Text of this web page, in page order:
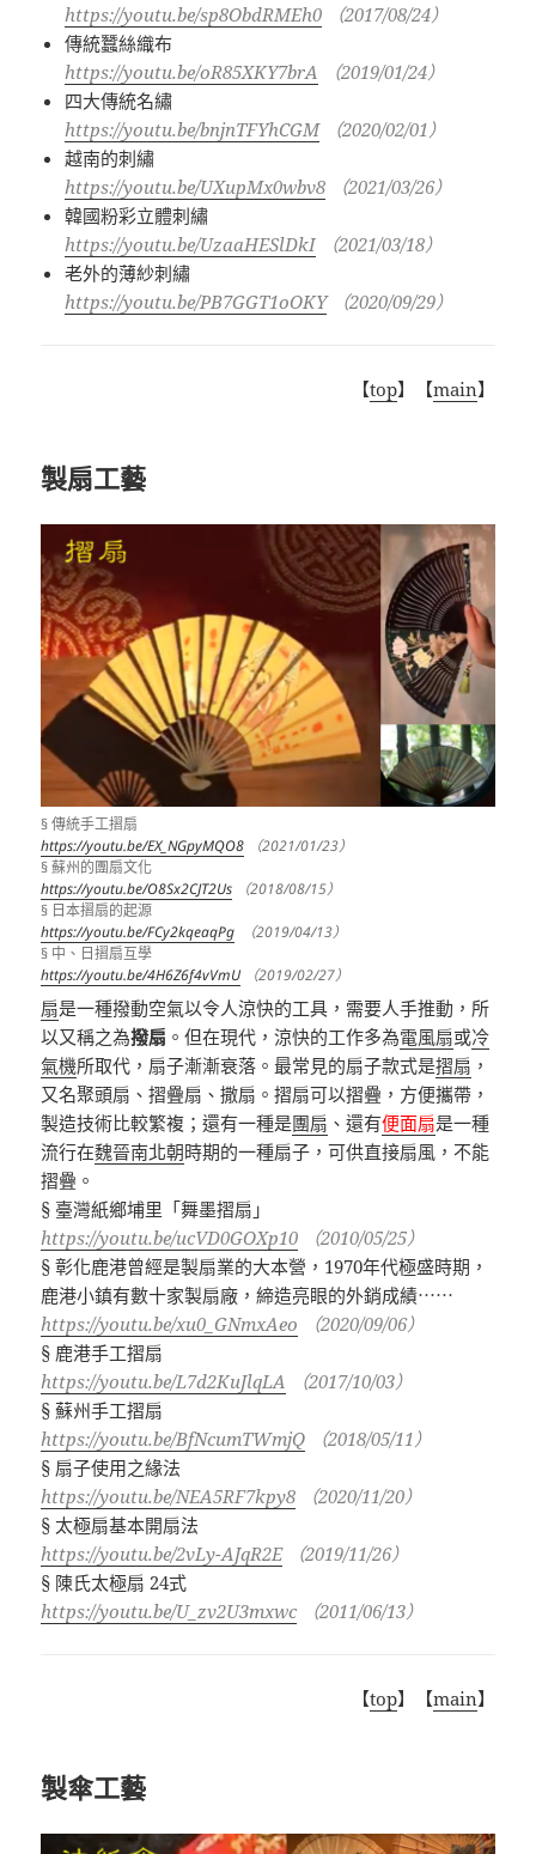
https://youtu.be/sp8ObdRMEh0
（2017/08/24）
傳統蠶絲織布
https://youtu.be/oR85XKY7brA
（2019/01/24）
四大傳統名繡
https://youtu.be/bnjnTFYhCGM
（2020/02/01）
越南的刺繡
https://youtu.be/UXupMx0wbv8
（2021/03/26）
韓國粉彩立體刺繡
https://youtu.be/UzaaHESlDkI
（2021/03/18）
老外的薄紗刺繡
https://youtu.be/PB7GGT1oOKY
（2020/09/29）
【top】【main】
製扇工藝
§ 傳統手工摺扇
https://youtu.be/EX_NGpyMQO8 （2021/01/23）
§ 蘇州的團扇文化
https://youtu.be/O8Sx2CJT2Us （2018/08/15）
§ 日本摺扇的起源
https://youtu.be/FCy2kqeaqPg （2019/04/13）
§ 中、日摺扇互學
https://youtu.be/4H6Z6f4vVmU （2019/02/27）
扇是一種撥動空氣以令人涼快的工具，需要人手推動，所
以又稱之為撥扇 。但在現代，涼快的工作多為電風扇或冷
氣機所取代，扇子漸漸衰落。最常見的扇子款式是摺扇 ，
又名聚頭扇、摺疊扇、撒扇。摺扇可以摺疊，方便攜帶，
製造技術比較繁複；還有一種是團扇 、還有便面扇是一種
流行在魏晉南北朝時期的一種扇子，可供直接扇風，不能
摺疊。
§ 臺灣紙鄉埔里「舞墨摺扇」
https://youtu.be/ucVD0GOXp10
（2010/05/25）
§ 彰化鹿港曾經是製扇業的大本營，1970年代極盛時期，
鹿港小鎮有數十家製扇廠，締造亮眼的外銷成績⋯⋯
https://youtu.be/xu0_GNmxAeo （2020/09/06）
§ 鹿港手工摺扇
https://youtu.be/L7d2KuJlqLA
（2017/10/03）
§蘇州手工摺扇
https://youtu.be/BfNcumTWmjQ
（2018/05/11）
§ 扇子使用之緣法
https://youtu.be/NEA5RF7kpy8
（2020/11/20）
§ 太極扇基本開扇法
https://youtu.be/2vLy-AJqR2E（2019/11/26）
§ 陳氏太極扇 24式
https://youtu.be/U_zv2U3mxwc （2011/06/13）
【top】【main】
製傘工藝